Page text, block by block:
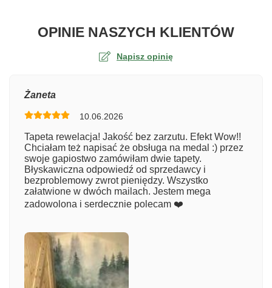
OPINIE NASZYCH KLIENTÓWO
Napisz opinię
Numer zamówienia
Imię
Żaneta
10.06.2026
Tapeta rewelacja! Jakość bez zarzutu. Efekt Wow!!
Chciałam też napisać że obsługa na medal :) przez
swoje gapiostwo zamówiłam dwie tapety.
Błyskawiczna odpowiedź od sprzedawcy i
bezproblemowy zwrot pieniędzy. Wszystko
załatwione w dwóch mailach. Jestem mega
zadowolona i serdecznie polecam ❤️